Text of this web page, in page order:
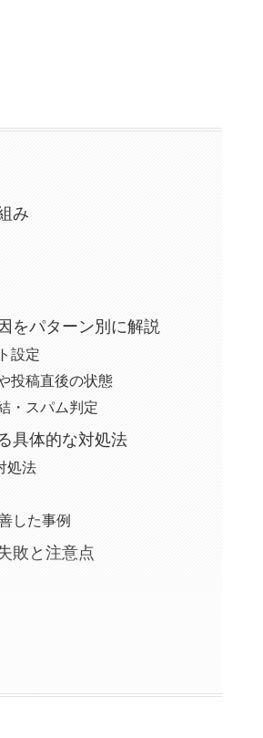
み
をパターン別に解説
設定
投稿直後の状態
・スパム判定
具体的な対処法
処法
した事例
敗と注意点